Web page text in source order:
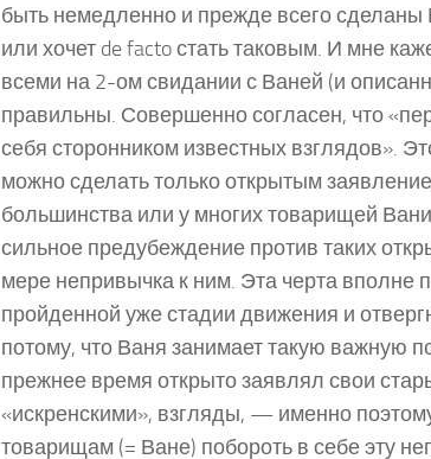
быть немедленно и прежде всего
или хочет de facto стать таковым. И мне
всеми на 2-ом свидании с Ваней (и
правильны. Совершенно согласен, что
себя сторонником известных взглядов».
можно сделать только открытым
большинства или у многих товарищей Вани
сильное предубеждение против таких
мере непривычка к ним. Эта черта вполне
пройденной уже стадии движения и
потому, что Ваня занимает такую важную
прежнее время открыто заявлял свои
«искренскими», взгляды, — именно
товарищам (= Ване) побороть в себе эту